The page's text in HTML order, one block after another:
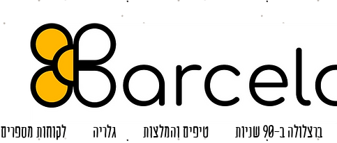
ברצלולה ב-90 שניות טיפים והמלצות גלריה לקוחות מספרים